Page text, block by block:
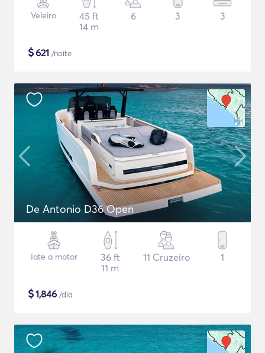
Veleiro
45 ft
14 m
6 3 3
$621 /noite
De Antonio D36 Open
Iate a motor
36 ft
11 m
11 Cruzeiro 1
$1,846 /dia